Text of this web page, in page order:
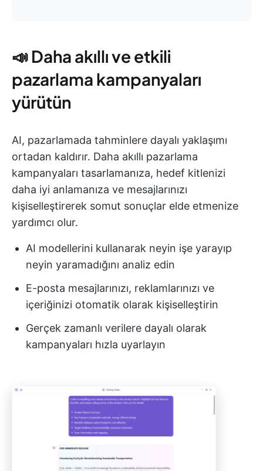
📣 Daha akıllı ve etkili
pazarlama kampanyaları
yürütün
AI, pazarlamada tahminlere dayalı yaklaşımı
ortadan kaldırır. Daha akıllı pazarlama
kampanyaları tasarlamanıza, hedef kitlenizi
daha iyi anlamanıza ve mesajlarınızı
kişiselleştirerek somut sonuçlar elde etmenize
yardımcı olur.
AI modellerini kullanarak neyin işe yarayıp
neyin yaramadığını analiz edin
E-posta mesajlarınızı, reklamlarınızı ve
içeriğinizi otomatik olarak kişiselleştirin
Gerçek zamanlı verilere dayalı olarak
kampanyaları hızla uyarlayın